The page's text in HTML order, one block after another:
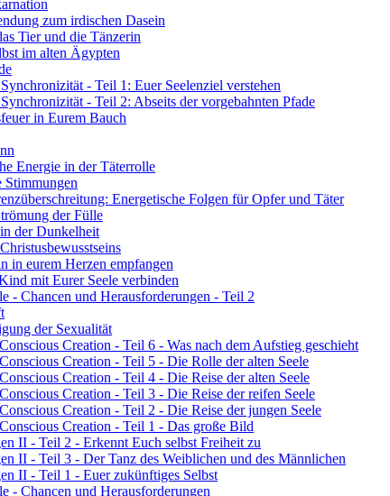
zum irdischen Dasein
Tier und die Tänzerin
im alten Ägypten
- Teil 1: Euer Seelenziel verstehen
- Teil 2: Abseits der vorgebahnten Pfade
in Eurem Bauch
Energie in der Täterrolle
Stimmungen
Energetische Folgen für Opfer und Täter
der Fülle
der Dunkelheit
in eurem Herzen empfangen
mit Eurer Seele verbinden
- Chancen und Herausforderungen - Teil 2
der Sexualität
Creation - Teil 6 - Was nach dem Aufstieg geschieht
Creation - Teil 5 - Die Rolle der alten Seele
Creation - Teil 4 - Die Reise der alten Seele
Creation - Teil 3 - Die Reise der reifen Seele
Creation - Teil 2 - Die Reise der jungen Seele
Creation - Teil 1 - Das große Bild
II - Teil 2 - Erkennt Euch selbst Freiheit zu
II - Teil 3 - Der Tanz des Weiblichen und des Männlichen
II - Teil 1 - Euer zukünftiges Selbst
- Chancen und Herausforderungen